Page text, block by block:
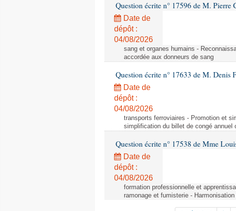
Question écrite n° 17596 de M. Pierre
Date de
dépôt :
04/08/2026
sang et organes humains -
accordée aux donneurs de sang
Question écrite n° 17633 de M. Denis
Date de
dépôt :
04/08/2026
transports ferroviaires - Promotion et
simplification du billet de congé annuel
Question écrite n° 17538 de Mme
Date de
dépôt :
04/08/2026
formation professionnelle et
ramonage et fumisterie -